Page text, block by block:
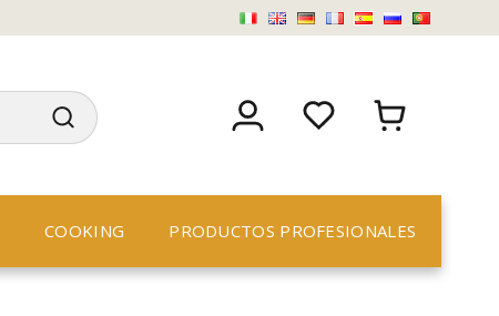
COOKING PRODUCTOS PROFESIONALES